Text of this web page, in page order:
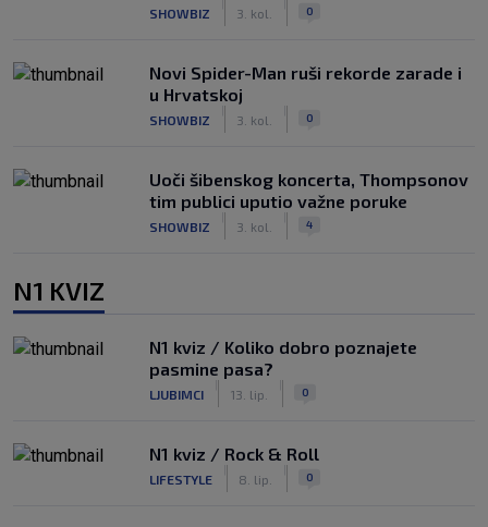
SHOWBIZ 3. kol. 0
Novi Spider-Man ruši rekorde zarade i
u Hrvatskoj
SHOWBIZ 3. kol. 0
Uoči šibenskog koncerta, Thompsonov
tim publici uputio važne poruke
SHOWBIZ 3. kol. 4
N1 KVIZ
N1 kviz / Koliko dobro poznajete
pasmine pasa?
LJUBIMCI 13. lip. 0
N1 kviz / Rock & Roll
LIFESTYLE 8. lip. 0